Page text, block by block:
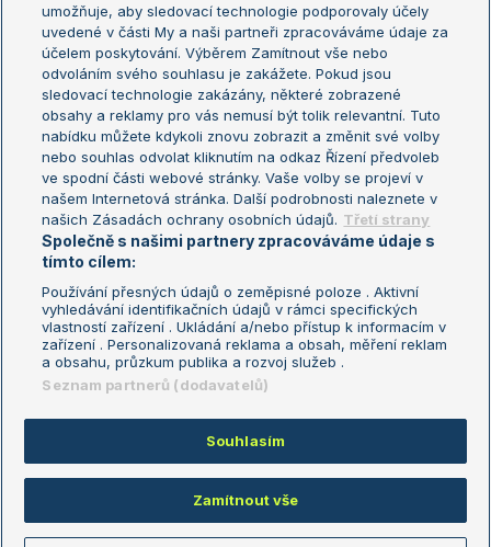
Sázkařský žebříček
Wimbledon
US Open
Turnaj mistrů
Turnaj mistryň
Aktualní trendy
Fotbalové přestupy
Livesport Daily
LS Prague Open
Podmínky užití
Nastavení soukromí
GDPR a žurnalistika
Reklama
Kontakt
Informace o zpracování osobních
údajů
Copyright © 2008-2026 TenisPortal.cz. Využíváme zpravodajství ČTK.
umožňuje, aby sledovací technologie podporovaly účely
uvedené v části My a naši partneři zpracováváme údaje za
účelem poskytování. Výběrem Zamítnout vše nebo
odvoláním svého souhlasu je zakážete. Pokud jsou
sledovací technologie zakázány, některé zobrazené
obsahy a reklamy pro vás nemusí být tolik relevantní. Tuto
nabídku můžete kdykoli znovu zobrazit a změnit své volby
nebo souhlas odvolat kliknutím na odkaz Řízení předvoleb
ve spodní části webové stránky. Vaše volby se projeví v
našem Internetová stránka. Další podrobnosti naleznete v
našich Zásadách ochrany osobních údajů. Třetí strany
Společně s našimi partnery zpracováváme údaje s
tímto cílem:
Používání přesných údajů o zeměpisné poloze . Aktivní
vyhledávání identifikačních údajů v rámci specifických
vlastností zařízení . Ukládání a/nebo přístup k informacím v
zařízení . Personalizovaná reklama a obsah, měření reklam
a obsahu, průzkum publika a rozvoj služeb .
Seznam partnerů (dodavatelů)
Souhlasím
Zamítnout vše